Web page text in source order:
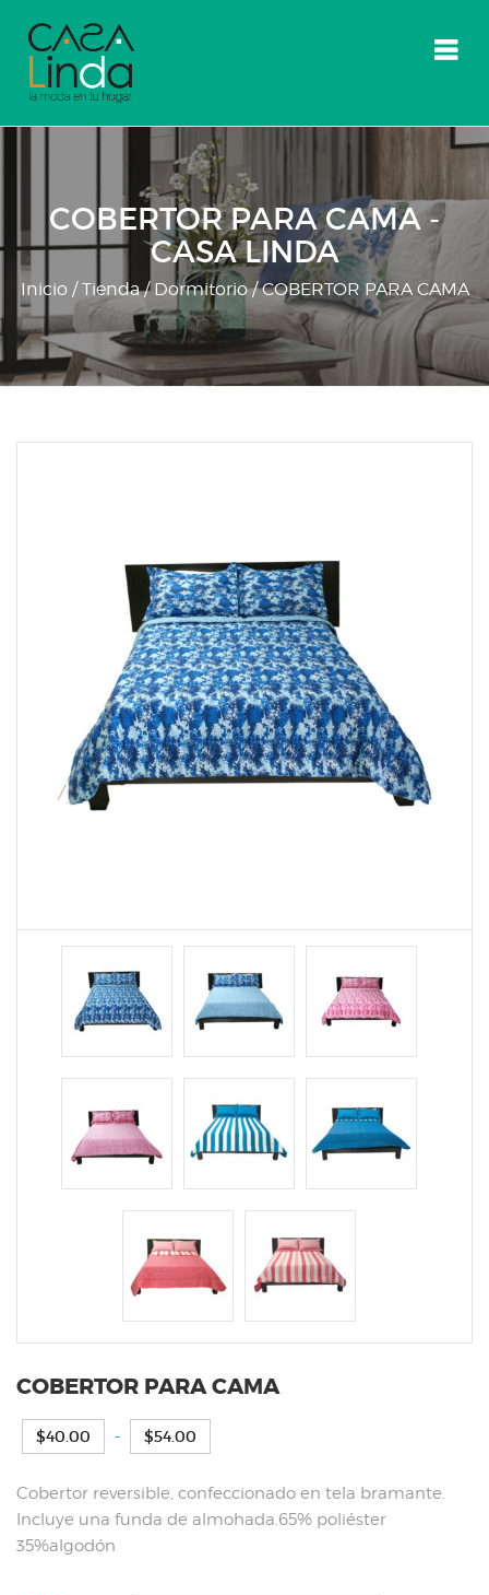
content
COBERTOR PARA CAMA -
CASA LINDA
Inicio /Tienda/Dormitorio/ COBERTOR PARA CAMA
COBERTOR PARA CAMA
$40.00 - $54.00
desde
$40.00
Cobertor reversible, confeccionado en tela bramante.
Incluye una funda de almohada.65% poliéster
35%algodón